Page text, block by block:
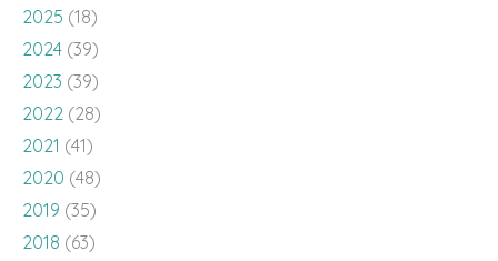
2025 (18)
2024 (39)
2023 (39)
2022 (28)
2021 (41)
2020 (48)
2019 (35)
2018 (63)